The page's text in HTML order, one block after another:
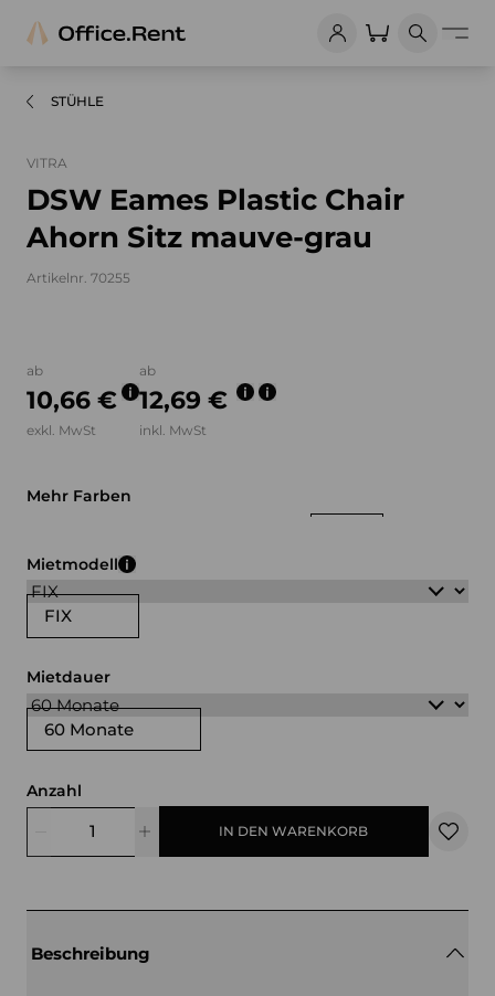
STÜHLE
VITRA
DSW Eames Plastic Chair
Ahorn Sitz mauve-grau
Artikelnr. 70255
ab
10,66 €
exkl. MwSt
ab
12,69 €
inkl. MwSt
Mehr Farben
FIX
Mietmodell
60 Monate
Mietdauer
Anzahl
IN DEN WARENKORB
Beschreibung